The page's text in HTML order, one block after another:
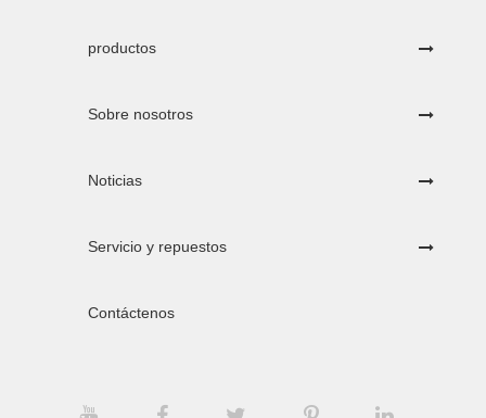
productos
Sobre nosotros
Noticias
Servicio y repuestos
Contáctenos